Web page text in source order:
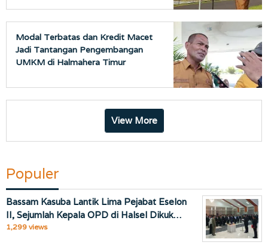
Modal Terbatas dan Kredit Macet
Jadi Tantangan Pengembangan
UMKM di Halmahera Timur
View More
Populer
Bassam Kasuba Lantik Lima Pejabat Eselon
II, Sejumlah Kepala OPD di Halsel Dikuk…
1,299 views